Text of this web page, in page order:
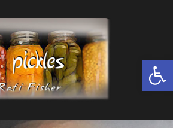
פתח סרגל נגישות